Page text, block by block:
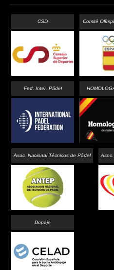
CSD Comité
Fed. Inter. Pádel
Asoc. Nacional Técnicos de Pádel
Dopaje